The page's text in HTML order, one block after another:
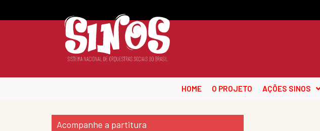
HOME O PROJETO AÇÕES SINOS
Acompanhe a partitura